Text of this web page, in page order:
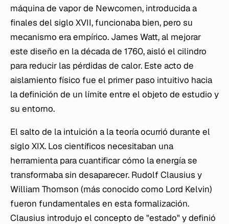
máquina de vapor de Newcomen, introducida a
finales del siglo XVII, funcionaba bien, pero su
mecanismo era empírico. James Watt, al mejorar
este diseño en la década de 1760, aisló el cilindro
para reducir las pérdidas de calor. Este acto de
aislamiento físico fue el primer paso intuitivo hacia
la definición de un límite entre el objeto de estudio y
su entorno.
El salto de la intuición a la teoría ocurrió durante el
siglo XIX. Los científicos necesitaban una
herramienta para cuantificar cómo la energía se
transformaba sin desaparecer. Rudolf Clausius y
William Thomson (más conocido como Lord Kelvin)
fueron fundamentales en esta formalización.
Clausius introdujo el concepto de "estado" y definió